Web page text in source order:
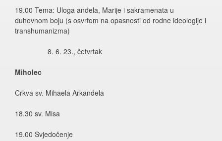
19.00 Tema: Uloga anđela, Marije i sakramenata u
duhovnom boju (s osvrtom na opasnosti od rodne ideologije i
transhumanizma)
6. 23., četvrtak
Miholec
Crkva sv. Mihaela Arkanđela
18.30 sv. Misa
19.00 Svjedočenje